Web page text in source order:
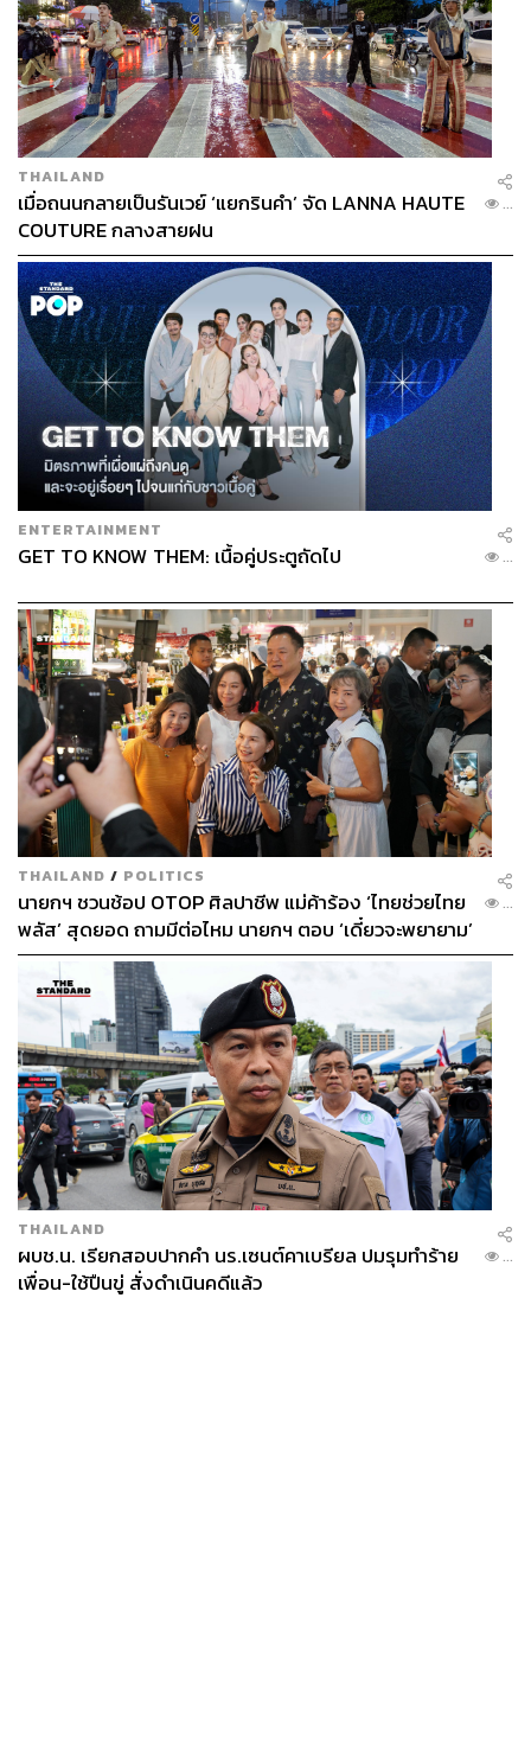
THAILAND
เมื่อถนนกลายเป็นรันเวย์ ‘แยกรินคำ’ จัด LANNA HAUTE
COUTURE กลางสายฝน
...
ENTERTAINMENT
GET TO KNOW THEM: เนื้อคู่ประตูถัดไป ...
THAILAND / POLITICS
นายกฯ ชวนช้อป OTOP ศิลปาชีพ แม่ค้าร้อง ‘ไทยช่วยไทย
พลัส’ สุดยอด ถามมีต่อไหม นายกฯ ตอบ ‘เดี๋ยวจะพยายาม’
...
THAILAND
ผบช.น. เรียกสอบปากคำ นร.เซนต์คาเบรียล ปมรุมทำร้าย
เพื่อน-ใช้ปืนขู่ สั่งดำเนินคดีแล้ว
...